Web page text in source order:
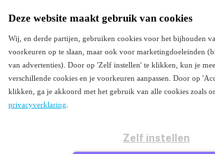
Deze website maakt gebruik van cookies
Wij, en derde partijen, gebruiken cookies voor het bijhouden
voorkeuren op te slaan, maar ook voor marketingdoeleinden
van advertenties). Door op 'Zelf instellen' te klikken, kun je
verschillende cookies en je voorkeuren aanpassen. Door op
klikken, ga je akkoord met het gebruik van alle cookies zoals
privacyverklaring
Zelf instellen
Menu
Purchase to Pay
E-facturatie
Peppol
Contact
Je bezoekt deze pagina waarschijnlijk
komt en op zoek bent
Systems of naar informatie over